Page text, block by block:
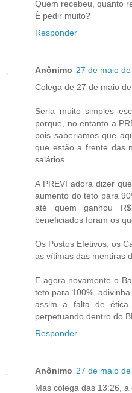
Quem recebeu, quanto
É pedir muito?
Responder
Anônimo 27 de maio
Colega de 27 de maio de
Seria muito simples
porque, no entanto a
pois saberiamos que
que estão a frente das
salários.
A PREVI adora dizer
aumento do teto para
até quem ganhou
beneficiados foram os
Os Postos Efetivos, os
as vítimas das mentiras
E agora novamente o
teto para 100%,
assim a falta de
perpetuando dentro do
Responder
Anônimo 27 de maio
Mas colega das 13:26,